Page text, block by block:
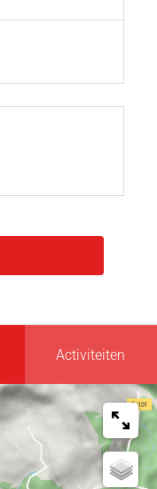
Activiteiten